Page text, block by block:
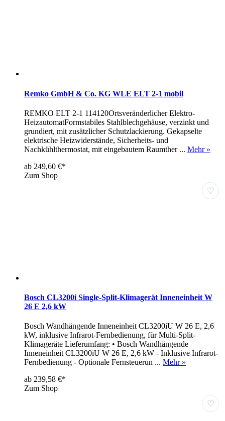
Remko GmbH & Co. KG WLE ELT 2-1 mobil
REMKO ELT 2-1 114120Ortsveränderlicher Elektro-
HeizautomatFormstabiles Stahlblechgehäuse, verzinkt und
grundiert, mit zusätzlicher Schutzlackierung. Gekapselte
elektrische Heizwiderstände, Sicherheits- und
Nachkühlthermostat, mit eingebautem Raumther ... Mehr »
ab 249,60 €*
Zum Shop
♡
Bosch CL3200i Single-Split-Klimagerät Inneneinheit W
26 E 2,6 kW
Bosch Wandhängende Inneneinheit CL3200iU W 26 E, 2,6
kW, inklusive Infrarot-Fernbedienung, für Multi-Split-
Klimageräte Lieferumfang: • Bosch Wandhängende
Inneneinheit CL3200iU W 26 E, 2,6 kW - Inklusive Infrarot-
Fernbedienung - Optionale Fernsteuerun ... Mehr »
ab 239,58 €*
Zum Shop
♡